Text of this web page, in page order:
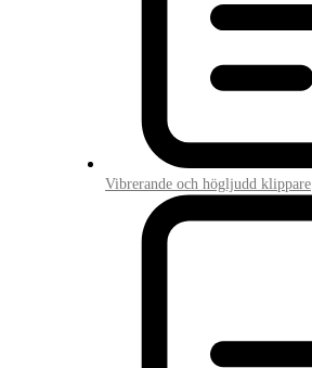
Vibrerande och högljudd klippare